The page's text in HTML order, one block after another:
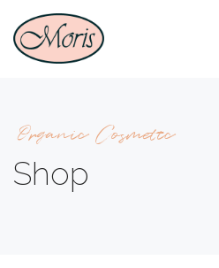
Organic Cosmetic
Shop